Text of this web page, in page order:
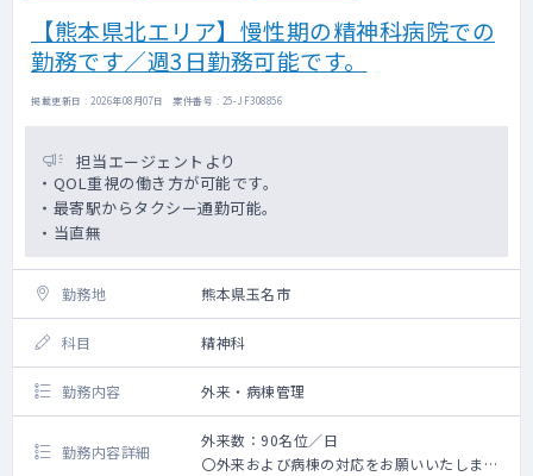
【熊本県北エリア】慢性期の精神科病院での
勤務です／週3日勤務可能です。
掲載更新日 : 2026年08月07日 案件番号 : 25-JF308856
担当エージェントより
・QOL重視の働き方が可能です。
・最寄駅からタクシー通勤可能。
・当直無
勤務地 熊本県玉名市
科目 精神科
勤務内容 外来・病棟管理
勤務内容詳細
外来数：90名位／日
〇外来および病棟の対応をお願いいたしま